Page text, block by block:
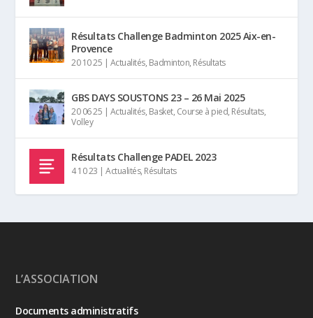
Résultats Challenge Badminton 2025 Aix-en-
Provence
20 10 25 | Actualités, Badminton, Résultats
GBS DAYS SOUSTONS 23 – 26 Mai 2025
20 06 25 | Actualités, Basket, Course à pied, Résultats,
Volley
Résultats Challenge PADEL 2023
4 10 23 |Actualités, Résultats
L’ASSOCIATION
Documents administratifs